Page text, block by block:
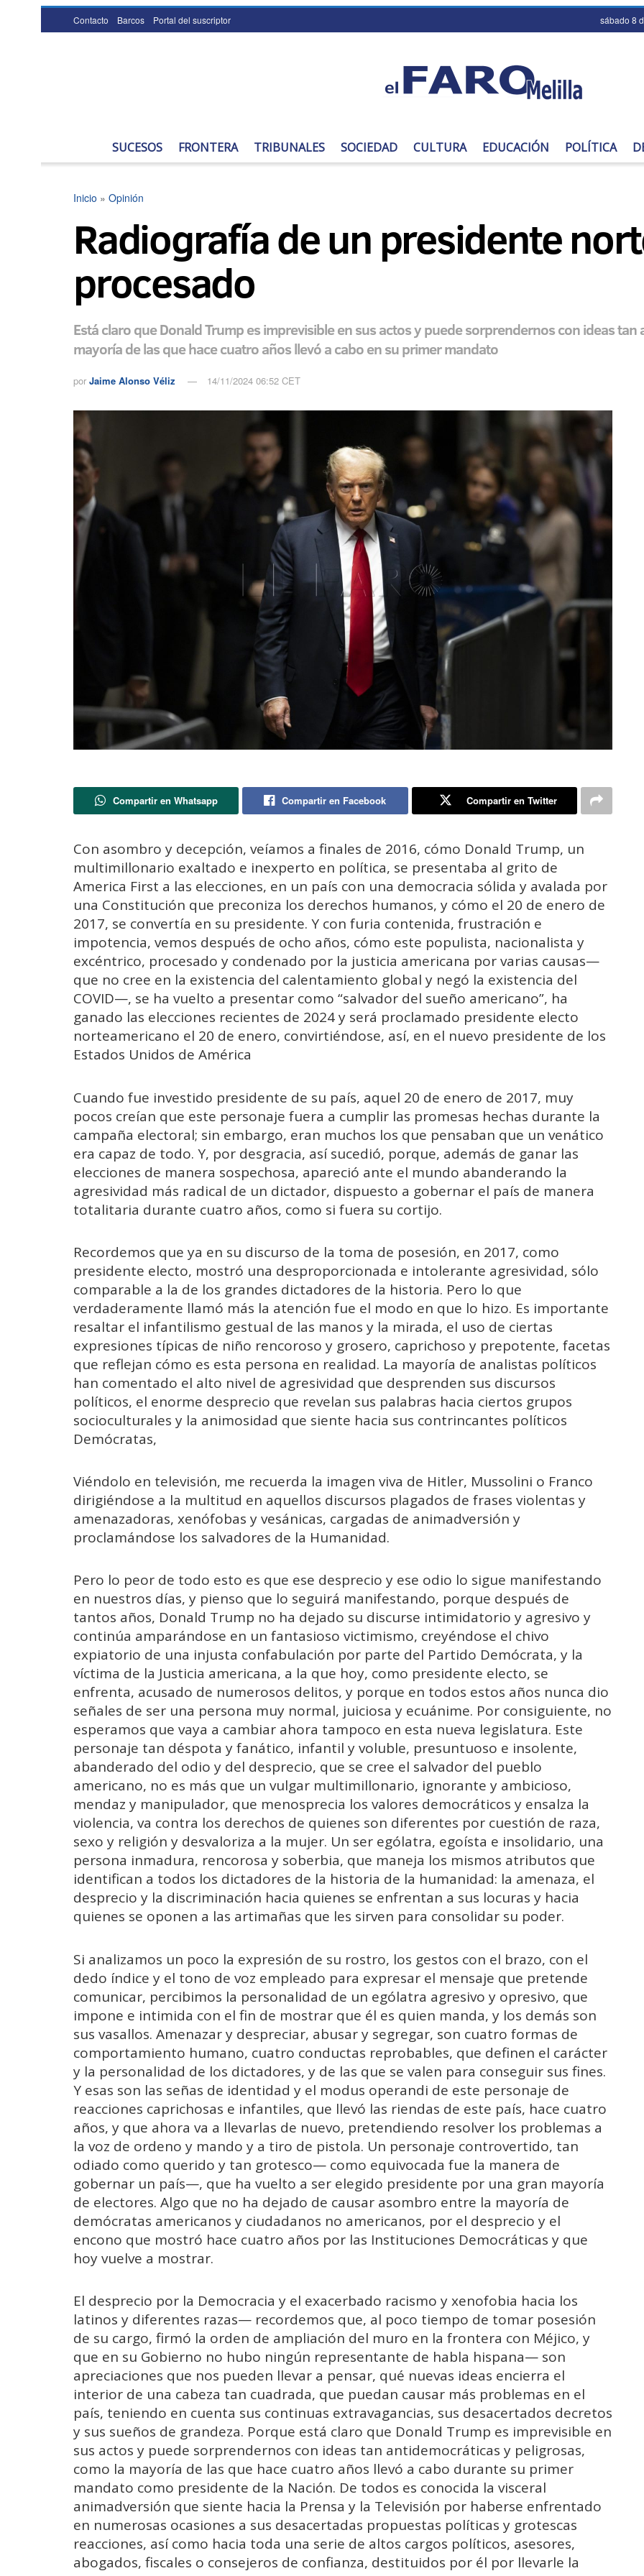
Contacto Barcos Portal del suscriptor sábado 8
SUCESOS FRONTERA TRIBUNALES SOCIEDAD CULTURA EDUCACIÓN POLÍTICA
Inicio » Opinión
Radiografía de un presidente
procesado
Está claro que Donald Trump es imprevisible en sus actos y puede sorprendernos con ideas
mayoría de las que hace cuatro años llevó a cabo en su primer mandato
por Jaime Alonso Véliz 14/11/2024 06:52 CET
Compartir en Whatsapp Compartir en Facebook Compartir en Twitter
Con asombro y decepción, veíamos a finales de 2016, cómo Donald Trump, un
multimillonario exaltado e inexperto en política, se presentaba al grito de
America First a las elecciones, en un país con una democracia sólida y avalada por
una Constitución que preconiza los derechos humanos, y cómo el 20 de enero de
2017, se convertía en su presidente. Y con furia contenida, frustración e
impotencia, vemos después de ocho años, cómo este populista, nacionalista y
excéntrico, procesado y condenado por la justicia americana por varias causas—
que no cree en la existencia del calentamiento global y negó la existencia del
COVID—, se ha vuelto a presentar como “salvador del sueño americano”, ha
ganado las elecciones recientes de 2024 y será proclamado presidente electo
norteamericano el 20 de enero, convirtiéndose, así, en el nuevo presidente de los
Estados Unidos de América
Cuando fue investido presidente de su país, aquel 20 de enero de 2017, muy
pocos creían que este personaje fuera a cumplir las promesas hechas durante la
campaña electoral; sin embargo, eran muchos los que pensaban que un venático
era capaz de todo. Y, por desgracia, así sucedió, porque, además de ganar las
elecciones de manera sospechosa, apareció ante el mundo abanderando la
agresividad más radical de un dictador, dispuesto a gobernar el país de manera
totalitaria durante cuatro años, como si fuera su cortijo.
Recordemos que ya en su discurso de la toma de posesión, en 2017, como
presidente electo, mostró una desproporcionada e intolerante agresividad, sólo
comparable a la de los grandes dictadores de la historia. Pero lo que
verdaderamente llamó más la atención fue el modo en que lo hizo. Es importante
resaltar el infantilismo gestual de las manos y la mirada, el uso de ciertas
expresiones típicas de niño rencoroso y grosero, caprichoso y prepotente, facetas
que reflejan cómo es esta persona en realidad. La mayoría de analistas políticos
han comentado el alto nivel de agresividad que desprenden sus discursos
políticos, el enorme desprecio que revelan sus palabras hacia ciertos grupos
socioculturales y la animosidad que siente hacia sus contrincantes políticos
Demócratas,
Viéndolo en televisión, me recuerda la imagen viva de Hitler, Mussolini o Franco
dirigiéndose a la multitud en aquellos discursos plagados de frases violentas y
amenazadoras, xenófobas y vesánicas, cargadas de animadversión y
proclamándose los salvadores de la Humanidad.
Pero lo peor de todo esto es que ese desprecio y ese odio lo sigue manifestando
en nuestros días, y pienso que lo seguirá manifestando, porque después de
tantos años, Donald Trump no ha dejado su discurse intimidatorio y agresivo y
continúa amparándose en un fantasioso victimismo, creyéndose el chivo
expiatorio de una injusta confabulación por parte del Partido Demócrata, y la
víctima de la Justicia americana, a la que hoy, como presidente electo, se
enfrenta, acusado de numerosos delitos, y porque en todos estos años nunca dio
señales de ser una persona muy normal, juiciosa y ecuánime. Por consiguiente, no
esperamos que vaya a cambiar ahora tampoco en esta nueva legislatura. Este
personaje tan déspota y fanático, infantil y voluble, presuntuoso e insolente,
abanderado del odio y del desprecio, que se cree el salvador del pueblo
americano, no es más que un vulgar multimillonario, ignorante y ambicioso,
mendaz y manipulador, que menosprecia los valores democráticos y ensalza la
violencia, va contra los derechos de quienes son diferentes por cuestión de raza,
sexo y religión y desvaloriza a la mujer. Un ser ególatra, egoísta e insolidario, una
persona inmadura, rencorosa y soberbia, que maneja los mismos atributos que
identifican a todos los dictadores de la historia de la humanidad: la amenaza, el
desprecio y la discriminación hacia quienes se enfrentan a sus locuras y hacia
quienes se oponen a las artimañas que les sirven para consolidar su poder.
Si analizamos un poco la expresión de su rostro, los gestos con el brazo, con el
dedo índice y el tono de voz empleado para expresar el mensaje que pretende
comunicar, percibimos la personalidad de un ególatra agresivo y opresivo, que
impone e intimida con el fin de mostrar que él es quien manda, y los demás son
sus vasallos. Amenazar y despreciar, abusar y segregar, son cuatro formas de
comportamiento humano, cuatro conductas reprobables, que definen el carácter
y la personalidad de los dictadores, y de las que se valen para conseguir sus fines.
Y esas son las señas de identidad y el modus operandi de este personaje de
reacciones caprichosas e infantiles, que llevó las riendas de este país, hace cuatro
años, y que ahora va a llevarlas de nuevo, pretendiendo resolver los problemas a
la voz de ordeno y mando y a tiro de pistola. Un personaje controvertido, tan
odiado como querido y tan grotesco— como equivocada fue la manera de
gobernar un país—, que ha vuelto a ser elegido presidente por una gran mayoría
de electores. Algo que no ha dejado de causar asombro entre la mayoría de
demócratas americanos y ciudadanos no americanos, por el desprecio y el
encono que mostró hace cuatro años por las Instituciones Democráticas y que
hoy vuelve a mostrar.
El desprecio por la Democracia y el exacerbado racismo y xenofobia hacia los
latinos y diferentes razas— recordemos que, al poco tiempo de tomar posesión
de su cargo, firmó la orden de ampliación del muro en la frontera con Méjico, y
que en su Gobierno no hubo ningún representante de habla hispana— son
apreciaciones que nos pueden llevar a pensar, qué nuevas ideas encierra el
interior de una cabeza tan cuadrada, que puedan causar más problemas en el
país, teniendo en cuenta sus continuas extravagancias, sus desacertados decretos
y sus sueños de grandeza. Porque está claro que Donald Trump es imprevisible en
sus actos y puede sorprendernos con ideas tan antidemocráticas y peligrosas,
como la mayoría de las que hace cuatro años llevó a cabo durante su primer
mandato como presidente de la Nación. De todos es conocida la visceral
animadversión que siente hacia la Prensa y la Televisión por haberse enfrentado
en numerosas ocasiones a sus desacertadas propuestas políticas y grotescas
reacciones, así como hacia toda una serie de altos cargos políticos, asesores,
abogados, fiscales o consejeros de confianza, destituidos por él por llevarle la